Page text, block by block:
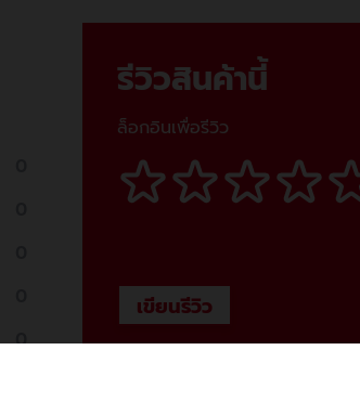
0
รีวิวสินค้านี้
ล็อกอินเพื่อรีวิว